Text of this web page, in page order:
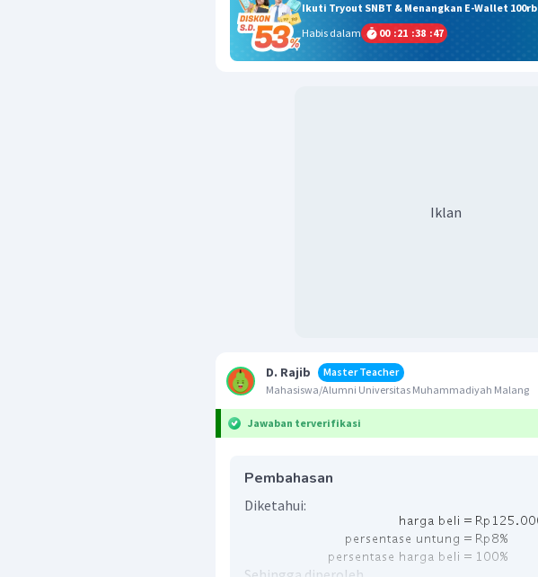
Ikuti Tryout SNBT & Menangkan E-Wallet 100rb
Habis dalam
00 :21 :38 :47
Iklan
D. Rajib
Master Teacher
Mahasiswa/Alumni Universitas Muhammadiyah Malang
Jawaban terverifikasi
Pembahasan
Diketahui: